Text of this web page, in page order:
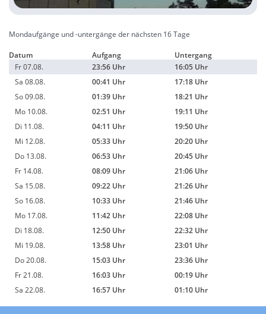
Mondaufgänge und -untergänge der nächsten 16 Tage
Datum Aufgang
Untergang
Fr 07.08.
23:56 Uhr
16:05 Uhr
Sa 08.08.
00:41 Uhr
17:18 Uhr
So 09.08.
01:39 Uhr
18:21 Uhr
Mo 10.08.
02:51 Uhr
19:11 Uhr
Di 11.08.
04:11 Uhr
19:50 Uhr
Mi 12.08.
05:33 Uhr
20:20 Uhr
Do 13.08.
06:53 Uhr
20:45 Uhr
Fr 14.08.
08:09 Uhr
21:06 Uhr
Sa 15.08.
09:22 Uhr
21:26 Uhr
So 16.08.
10:33 Uhr
21:46 Uhr
Mo 17.08.
11:42 Uhr
22:08 Uhr
Di 18.08.
12:50 Uhr
22:32 Uhr
Mi 19.08.
13:58 Uhr
23:01 Uhr
Do 20.08.
15:03 Uhr
23:36 Uhr
Fr 21.08.
16:03 Uhr
00:19 Uhr
Sa 22.08.
16:57 Uhr 01:10 Uhr